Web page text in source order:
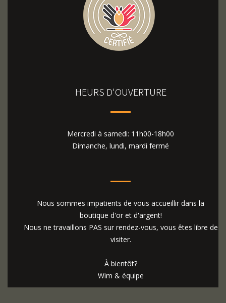
HEURS D'OUVERTURE
Mercredi à samedi: 11h00-18h00
Dimanche, lundi, mardi fermé
Nous sommes impatients de vous accueillir dans la
boutique d'or et d'argent!
Nous ne travaillons PAS sur rendez-vous, vous êtes libre de
visiter.
À bientôt?
Wim & équipe